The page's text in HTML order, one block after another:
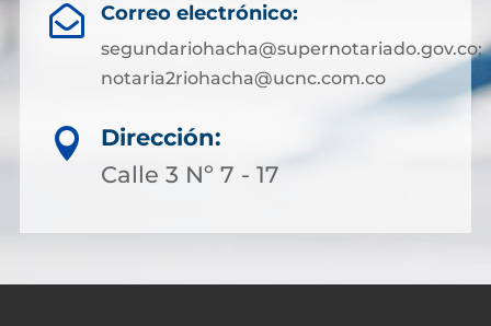
 Correo electrónico:
segundariohacha@supernotariado.gov.co;
notaria2riohacha@ucnc.com.co

Dirección:
Calle 3 Nº 7 - 17